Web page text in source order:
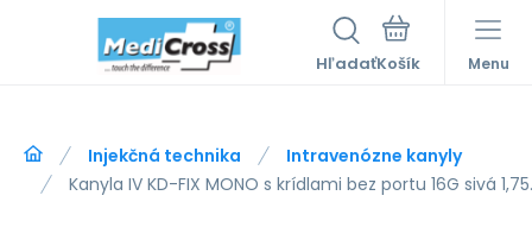
Hľadať Menu
Injekčná technika
Intravenózne kanyly
Kanyla IV KD-FIX MONO s krídlami bez portu 16G sivá